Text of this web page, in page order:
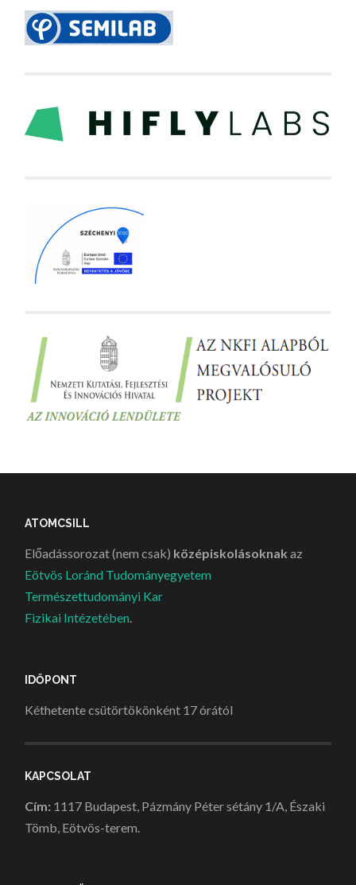
ATOMCSILL
Előadássorozat (nem csak) középiskolásoknak az
Eötvös Loránd Tudományegyetem
Természettudományi Kar
Fizikai Intézetében.
IDŐPONT
Kéthetente csütörtökönként 17 órától
KAPCSOLAT
Cím: 1117 Budapest, Pázmány Péter sétány 1/A, Északi
Tömb, Eötvös-terem.